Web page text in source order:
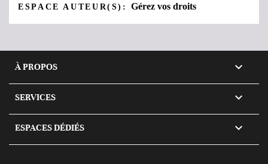
ESPACE AUTEUR(S):Gérez vos droits
À PROPOS 
SERVICES 
ESPACES DÉDIÉS 